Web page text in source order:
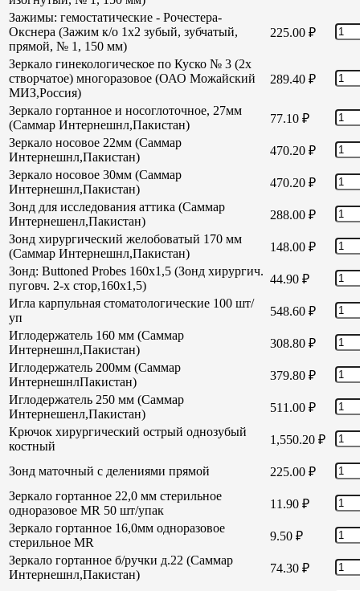
Зажимы: гемостатические - Рочестера-
Окснера (Зажим к/о 1х2 зубый, зубчатый,
прямой, № 1, 150 мм)
225.00 ₽
Зеркало гинекологическое по Куско № 3 (2х
створчатое) многоразовое (ОАО Можайский
МИЗ,Россия)
289.40 ₽
Зеркало гортанное и носоглоточное, 27мм
(Саммар Интернешнл,Пакистан)
77.10 ₽
Зеркало носовое 22мм (Саммар
Интернешнл,Пакистан)
470.20 ₽
Зеркало носовое 30мм (Саммар
Интернешнл,Пакистан)
470.20 ₽
Зонд для исследования аттика (Саммар
Интернешенл,Пакистан)
288.00 ₽
Зонд хирургический желобоватый 170 мм
(Саммар Интернешнл,Пакистан)
148.00 ₽
Зонд: Buttoned Probes 160х1,5 (Зонд хирургич.
пуговч. 2-х стор,160х1,5)
44.90 ₽
Игла карпульная стоматологические 100 шт/
уп
548.60 ₽
Иглодержатель 160 мм (Саммар
Интернешнл,Пакистан)
308.80 ₽
Иглодержатель 200мм (Саммар
ИнтернешнлПакистан)
379.80 ₽
Иглодержатель 250 мм (Саммар
Интернешенл,Пакистан)
511.00 ₽
Крючок хирургический острый однозубый
костный
1,550.20 ₽
Зонд маточный с делениями прямой 225.00 ₽
Зеркало гортанное 22,0 мм стерильное
одноразовое MR 50 шт/упак
11.90 ₽
Зеркало гортанное 16,0мм одноразовое
стерильное MR
9.50 ₽
Зеркало гортанное б/ручки д.22 (Саммар
Интернешнл,Пакистан)
74.30 ₽